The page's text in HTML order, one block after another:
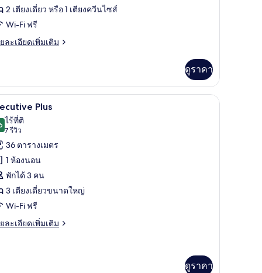
2 เตียงเดี่ยว หรือ 1 เตียงควีนไซส์
Wi-Fi ฟรี
ละเอียดเพิ่มเติม
เมียม
ดูราคา
มินิบาร์, ตู้นิรภัยในห้องพัก, โต๊ะทำงาน
ถ่าย
หมด
เครื่องนอนระดับพรีเมียม, มินิบาร์, ตู้นิรภัยในห้
4 Plus
จาก 10
ไร้ที่ติ
7 รีวิว
(7
รีวิว)
36 ตารางเมตร
1 ห้องนอน
พักได้ 3 คน
3 เตียงเดี่ยวขนาดใหญ่
Wi-Fi ฟรี
ละเอียดเพิ่มเติม
ดูราคา